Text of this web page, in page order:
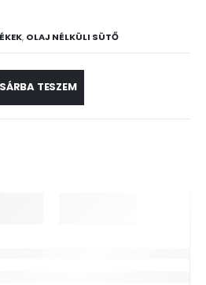
, OLAJ NÉLKÜLI SÜTŐ
TESZEM